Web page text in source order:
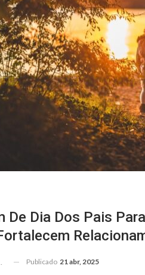
De Dia Dos Pais
Publicado 21 abr, 2025